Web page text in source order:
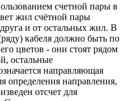
счетной пары в
жил счётной пары
и от остальных жил. В
кабеля должно быть по
цветов - они стоят рядом
остальные
направляющая
определения направления,
отсчет для